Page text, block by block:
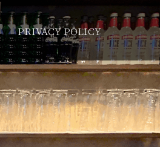
PRIVACY POLICY